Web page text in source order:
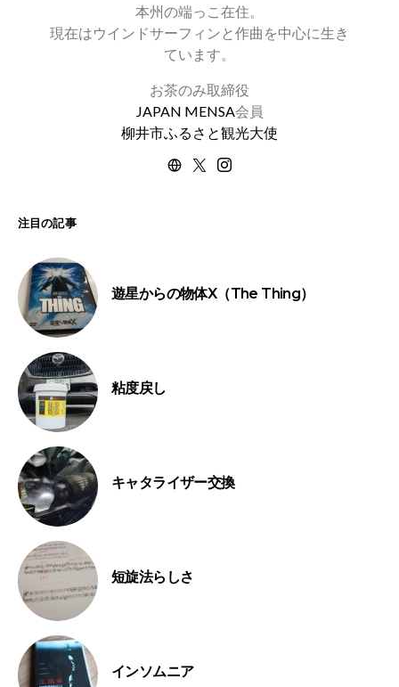
本州の端っこ在住。
現在はウインドサーフィンと作曲を中心に生き
ています。
お茶のみ取締役
JAPAN MENSA会員
柳井市ふるさと観光大使
注目の記事
遊星からの物体X（The Thing）
粘度戻し
キャタライザー交換
短旋法らしさ
インソムニア